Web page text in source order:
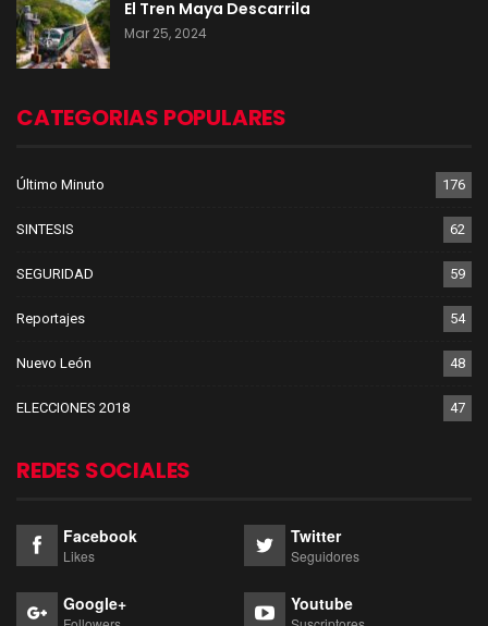
El Tren Maya Descarrila
Mar 25, 2024
CATEGORIAS POPULARES
Último Minuto 176
SINTESIS 62
SEGURIDAD 59
Reportajes 54
Nuevo León 48
ELECCIONES 2018 47
REDES SOCIALES
Facebook
Likes
Twitter
Seguidores
Google+ Youtube